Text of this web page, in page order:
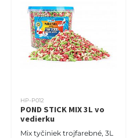
HP-P012
POND STICK MIX 3L vo
vedierku
Mix tyčiniek trojfarebné, 3L